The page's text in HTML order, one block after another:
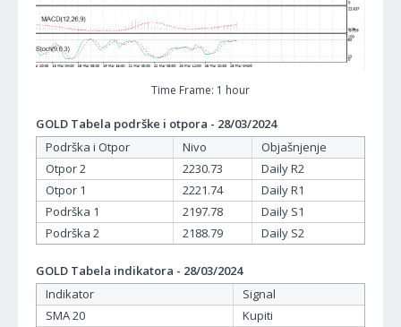
Time Frame: 1 hour
GOLD Tabela podrške i otpora - 28/03/2024
Podrška i Otpor
Nivo
Objašnjenje
Otpor 2
2230.73
Daily R2
Otpor 1
2221.74
Daily R1
Podrška 1
2197.78
Daily S1
Podrška 2
2188.79 Daily S2
GOLD Tabela indikatora - 28/03/2024
Indikator
Signal
SMA 20
Kupiti